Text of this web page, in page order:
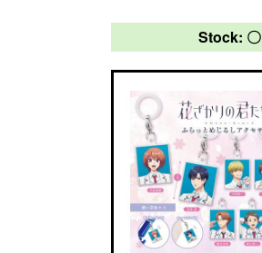
Stock: 〇